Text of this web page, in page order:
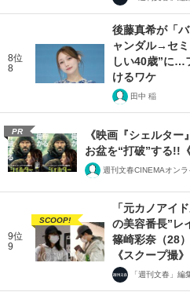
8位
8
後藤真希が「
ャンダル→セミ
しい40歳”に…
けるワケ
田中 稲
PR
《映画『シェルタ
お盆を“打破”する!!
週刊文春CINEMAオン
9位
9
SCOOP!
「元カノアイ
の美容番長”レ
篠崎彩奈（28
《スクープ撮》
「週刊文春」編